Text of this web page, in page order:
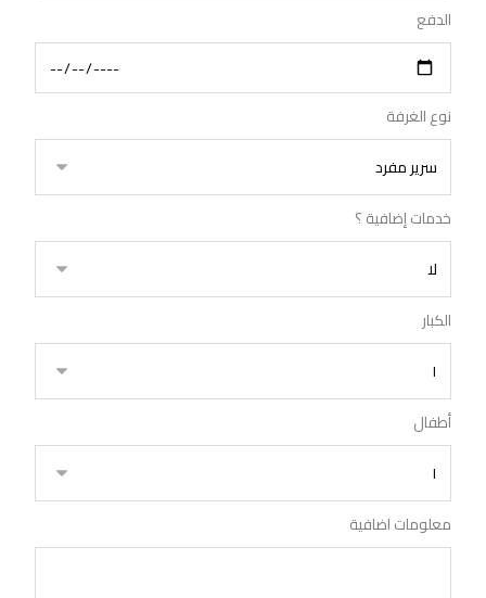
الدفع
نوع الغرفة
خدمات إضافية ؟
الكبار
أطفال
معلومات اضافية